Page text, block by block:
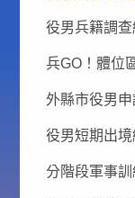
役男兵籍調
兵GO！體位
外縣市役男
役男短期出
分階段軍事